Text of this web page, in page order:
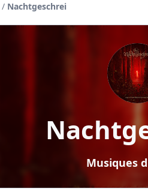
/ Nachtgeschrei
Musiques